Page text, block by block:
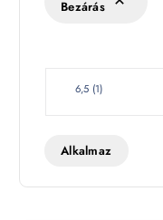
Bezárás
W
t
6,5 (1)
Alkalmaz